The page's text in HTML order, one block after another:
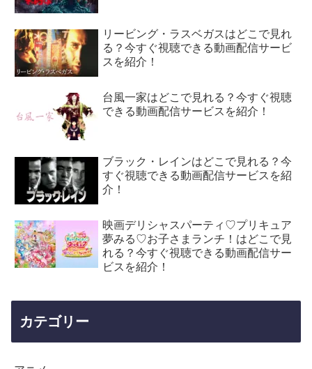
リービング・ラスベガスはどこで見れ
る？今すぐ視聴できる動画配信サービ
スを紹介！
台風一家はどこで見れる？今すぐ視聴
できる動画配信サービスを紹介！
ブラック・レインはどこで見れる？今
すぐ視聴できる動画配信サービスを紹
介！
映画デリシャスパーティ♡プリキュア
夢みる♡お子さまランチ！はどこで見
れる？今すぐ視聴できる動画配信サー
ビスを紹介！
カテゴリー